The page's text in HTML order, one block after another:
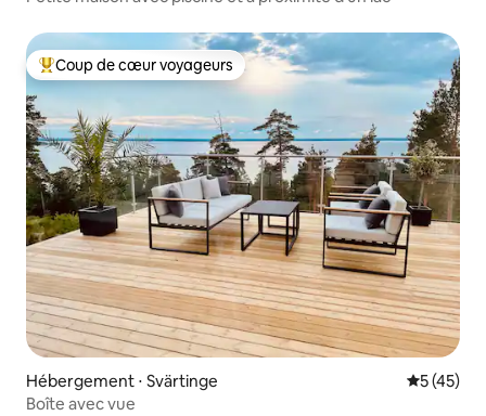
Coups de cœur voyageurs les plus appréciés
Coup de cœur voyageurs
Hébergement ⋅ Svärtinge
5 (45)
Boîte avec vue